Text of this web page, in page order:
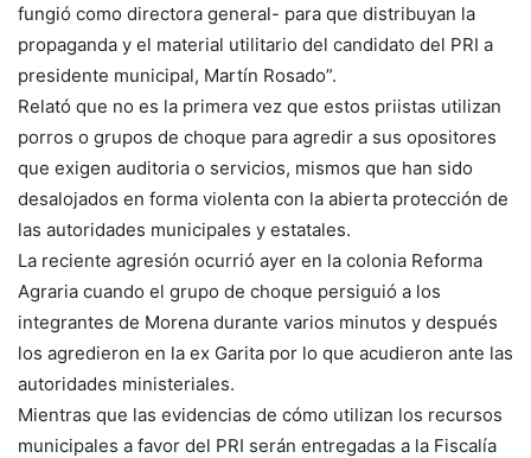
fungió como directora general- para que distribuyan la
propaganda y el material utilitario del candidato del PRI a
presidente municipal, Martín Rosado”.
Relató que no es la primera vez que estos priistas utilizan
porros o grupos de choque para agredir a sus opositores
que exigen auditoria o servicios, mismos que han sido
desalojados en forma violenta con la abierta protección de
las autoridades municipales y estatales.
La reciente agresión ocurrió ayer en la colonia Reforma
Agraria cuando el grupo de choque persiguió a los
integrantes de Morena durante varios minutos y después
los agredieron en la ex Garita por lo que acudieron ante las
autoridades ministeriales.
Mientras que las evidencias de cómo utilizan los recursos
municipales a favor del PRI serán entregadas a la Fiscalía